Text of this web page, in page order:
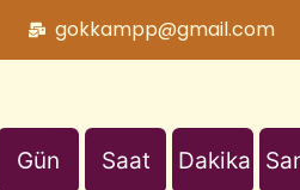
gokkampp@gmail.com
Gün Saat Dakika